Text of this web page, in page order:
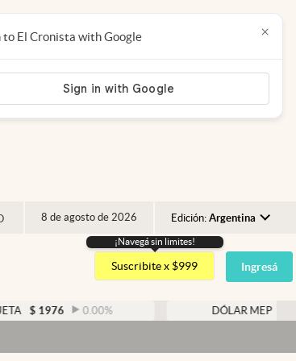
8 de agosto de 2026 Edición: Argentina
Argentina
España
USA
¡Navegá sin limites!
Suscribite x $999 Ingresá
0.00% DÓLAR MEP $ 1526,03
to El Cronista with Google ×